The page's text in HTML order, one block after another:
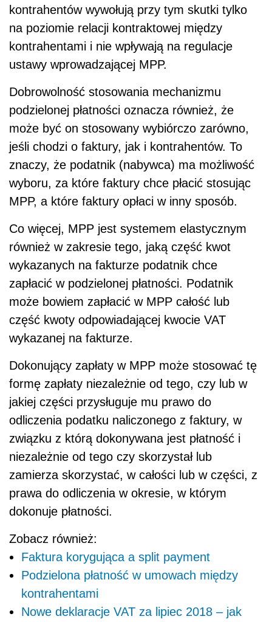
kontrahentów wywołują przy tym skutki tylko
na poziomie relacji kontraktowej między
kontrahentami i nie wpływają na regulacje
ustawy wprowadzającej MPP.
Dobrowolność stosowania mechanizmu
podzielonej płatności oznacza również, że
może być on stosowany wybiórczo zarówno,
jeśli chodzi o faktury, jak i kontrahentów. To
znaczy, że podatnik (nabywca) ma możliwość
wyboru, za które faktury chce płacić stosując
MPP, a które faktury opłaci w inny sposób.
Co więcej, MPP jest systemem elastycznym
również w zakresie tego, jaką część kwot
wykazanych na fakturze podatnik chce
zapłacić w podzielonej płatności. Podatnik
może bowiem zapłacić w MPP całość lub
część kwoty odpowiadającej kwocie VAT
wykazanej na fakturze.
Dokonujący zapłaty w MPP może stosować tę
formę zapłaty niezależnie od tego, czy lub w
jakiej części przysługuje mu prawo do
odliczenia podatku naliczonego z faktury, w
związku z którą dokonywana jest płatność i
niezależnie od tego czy skorzystał lub
zamierza skorzystać, w całości lub w części, z
prawa do odliczenia w okresie, w którym
dokonuje płatności.
Zobacz również:
Faktura korygująca a split payment
Podzielona płatność w umowach między
kontrahentami
Nowe deklaracje VAT za lipiec 2018 – jak